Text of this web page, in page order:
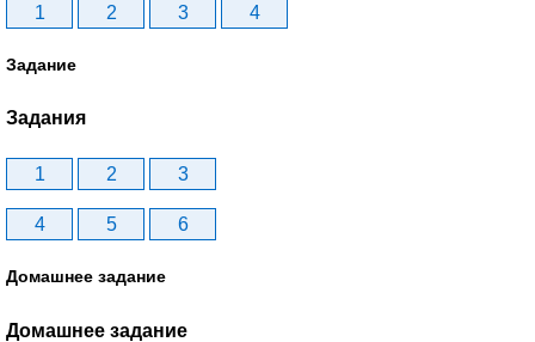
1 2 3 4
Задание
Задания
1 2 3
4 5 6
Домашнее задание
Домашнее задание